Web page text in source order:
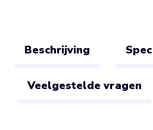
Beschrijving
Veelgestelde vragen